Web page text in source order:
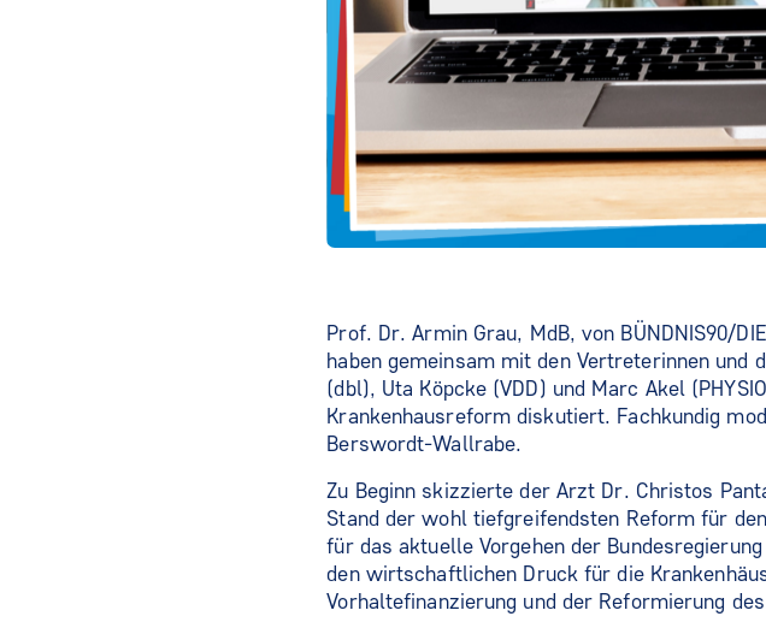
Prof. Dr. Armin Grau, MdB, von BÜNDNIS90/
haben gemeinsam mit den Vertreterinnen und
(dbl), Uta Köpcke (VDD) und Marc Akel
Krankenhausreform diskutiert. Fachkundig
Berswordt-Wallrabe.
Zu Beginn skizzierte der Arzt Dr. Christos
Stand der wohl tiefgreifendsten Reform für
für das aktuelle Vorgehen der
den wirtschaftlichen Druck für die
Vorhaltefinanzierung und der Reformierung